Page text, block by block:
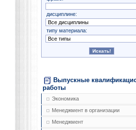
дисциплине:
типу материала:
Выпускные
работы
Экономика
Менеджмент в организации
Менеджмент